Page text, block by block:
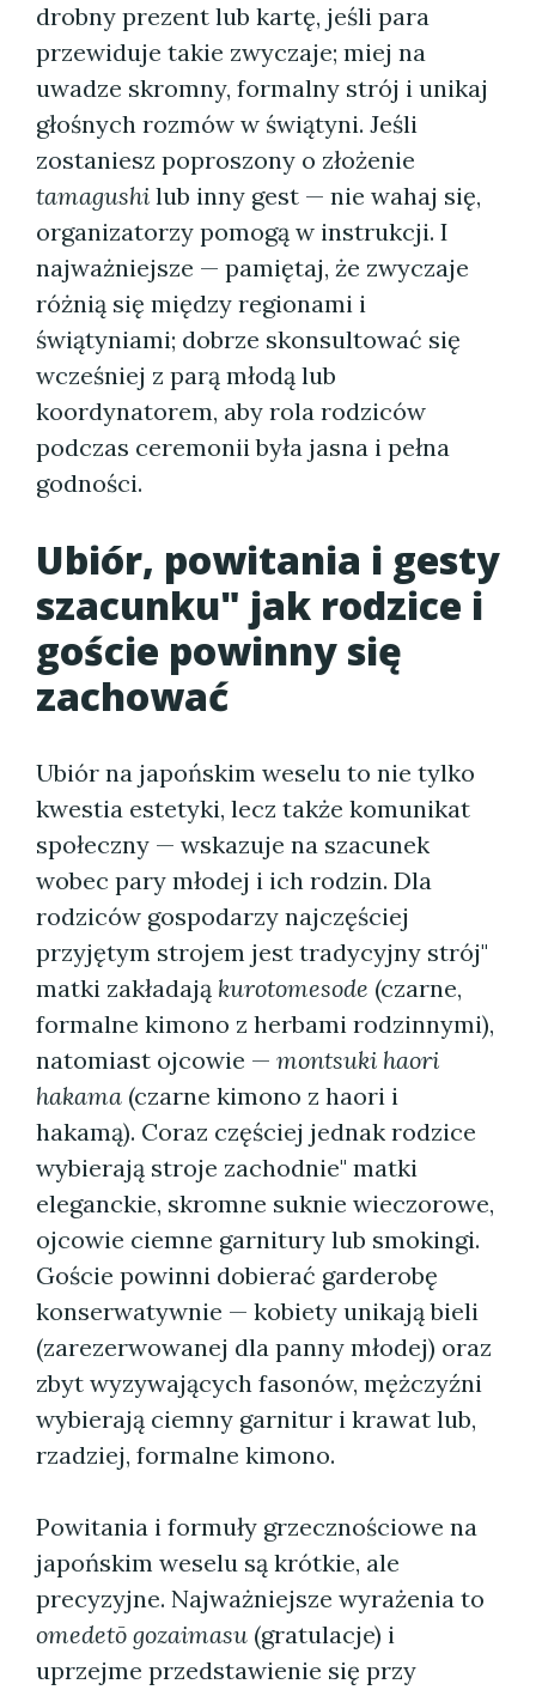
drobny prezent lub kartę, jeśli para
przewiduje takie zwyczaje; miej na
uwadze skromny, formalny strój i unikaj
głośnych rozmów w świątyni. Jeśli
zostaniesz poproszony o złożenie
tamagushi lub inny gest — nie wahaj się,
organizatorzy pomogą w instrukcji. I
najważniejsze — pamiętaj, że zwyczaje
różnią się między regionami i
świątyniami; dobrze skonsultować się
wcześniej z parą młodą lub
koordynatorem, aby rola rodziców
podczas ceremonii była jasna i pełna
godności.
Ubiór, powitania i gesty
szacunku" jak rodzice i
goście powinny się
zachować
Ubiór na japońskim weselu to nie tylko
kwestia estetyki, lecz także komunikat
społeczny — wskazuje na szacunek
wobec pary młodej i ich rodzin. Dla
rodziców gospodarzy najczęściej
przyjętym strojem jest tradycyjny strój"
matki zakładają kurotomesode (czarne,
formalne kimono z herbami rodzinnymi),
natomiast ojcowie — montsuki haori
hakama (czarne kimono z haori i
hakamą). Coraz częściej jednak rodzice
wybierają stroje zachodnie" matki
eleganckie, skromne suknie wieczorowe,
ojcowie ciemne garnitury lub smokingi.
Goście powinni dobierać garderobę
konserwatywnie — kobiety unikają bieli
(zarezerwowanej dla panny młodej) oraz
zbyt wyzywających fasonów, mężczyźni
wybierają ciemny garnitur i krawat lub,
rzadziej, formalne kimono.
Powitania i formuły grzecznościowe na
japońskim weselu są krótkie, ale
precyzyjne. Najważniejsze wyrażenia to
omedetō gozaimasu (gratulacje) i
uprzejme przedstawienie się przy